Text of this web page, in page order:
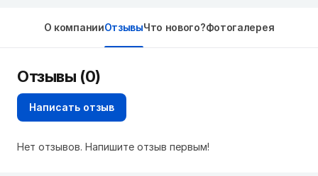
О компанииОтзывыЧто нового?Фотогалерея
Отзывы (0)
Написать отзыв
Нет отзывов. Напишите отзыв первым!